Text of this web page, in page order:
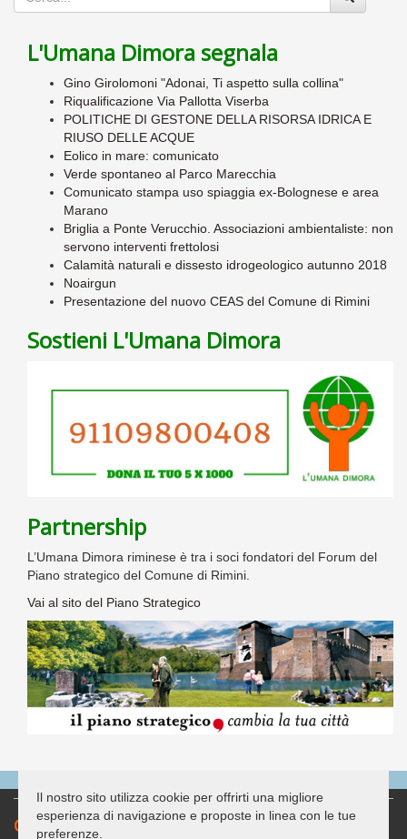
L'Umana Dimora segnala
Gino Girolomoni "Adonai, Ti aspetto sulla collina"
Riqualificazione Via Pallotta Viserba
POLITICHE DI GESTONE DELLA RISORSA IDRICA E
RIUSO DELLE ACQUE
Eolico in mare: comunicato
Verde spontaneo al Parco Marecchia
Comunicato stampa uso spiaggia ex-Bolognese e area
Marano
Briglia a Ponte Verucchio. Associazioni ambientaliste: non
servono interventi frettolosi
Calamità naturali e dissesto idrogeologico autunno 2018
Noairgun
Presentazione del nuovo CEAS del Comune di Rimini
Sostieni L'Umana Dimora
Partnership
L’Umana Dimora riminese è tra i soci fondatori del Forum del
Piano strategico del Comune di Rimini.
Vai al sito del Piano Strategico
Contatti
Il nostro sito utilizza cookie per offrirti una migliore
esperienza di navigazione e proposte in linea con le tue
preferenze.